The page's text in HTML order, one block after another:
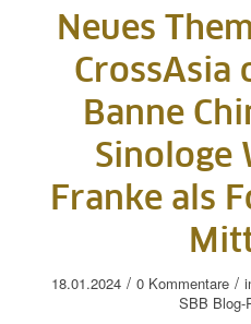
Neues
CrossAsia
Banne
Sinologe
Franke als
18.01.2024 / 0 Kommentare /
SBB Blog-